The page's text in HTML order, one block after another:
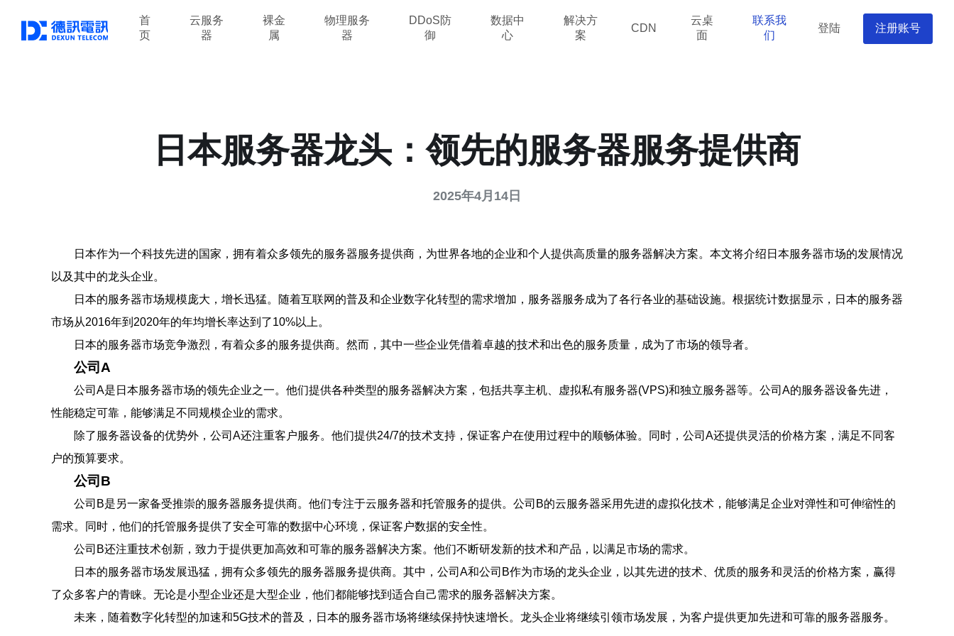
首
页
云服务
器
裸金
属
物理服务
器
DDoS防
御
数据中
心
解决方
案
CDN
云桌
面
联系我
们
登陆 注册账号
日本服务器龙头：领先的服务器服务提供商
2025年4月14日
日本作为一个科技先进的国家，拥有着众多领先的服务器服务提供商，为世界各地的企业和个人提供高质量的服务器解决方案。本文将介绍日本服务器市场的发展情况
以及其中的龙头企业。
日本的服务器市场规模庞大，增长迅猛。随着互联网的普及和企业数字化转型的需求增加，服务器服务成为了各行各业的基础设施。根据统计数据显示，日本的服务器
市场从2016年到2020年的年均增长率达到了10%以上。
日本的服务器市场竞争激烈，有着众多的服务提供商。然而，其中一些企业凭借着卓越的技术和出色的服务质量，成为了市场的领导者。
公司A
公司A是日本服务器市场的领先企业之一。他们提供各种类型的服务器解决方案，包括共享主机、虚拟私有服务器(VPS)和独立服务器等。公司A的服务器设备先进，
性能稳定可靠，能够满足不同规模企业的需求。
除了服务器设备的优势外，公司A还注重客户服务。他们提供24/7的技术支持，保证客户在使用过程中的顺畅体验。同时，公司A还提供灵活的价格方案，满足不同客
户的预算要求。
公司B
公司B是另一家备受推崇的服务器服务提供商。他们专注于云服务器和托管服务的提供。公司B的云服务器采用先进的虚拟化技术，能够满足企业对弹性和可伸缩性的
需求。同时，他们的托管服务提供了安全可靠的数据中心环境，保证客户数据的安全性。
公司B还注重技术创新，致力于提供更加高效和可靠的服务器解决方案。他们不断研发新的技术和产品，以满足市场的需求。
日本的服务器市场发展迅猛，拥有众多领先的服务器服务提供商。其中，公司A和公司B作为市场的龙头企业，以其先进的技术、优质的服务和灵活的价格方案，赢得
了众多客户的青睐。无论是小型企业还是大型企业，他们都能够找到适合自己需求的服务器解决方案。
未来，随着数字化转型的加速和5G技术的普及，日本的服务器市场将继续保持快速增长。龙头企业将继续引领市场发展，为客户提供更加先进和可靠的服务器服务。